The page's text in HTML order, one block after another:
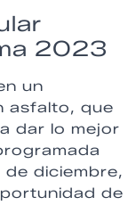
2023
un
asfalto, que
dar lo mejor
diciembre,
de